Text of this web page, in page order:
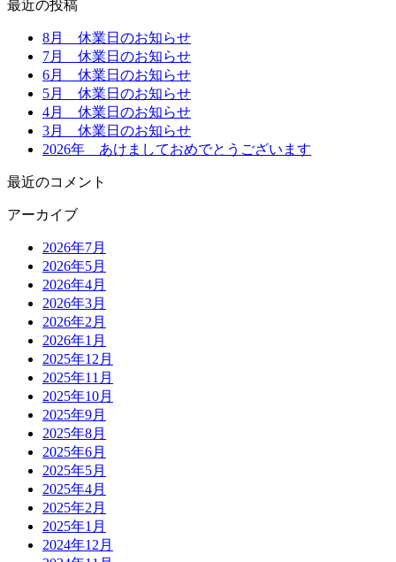
最近の投稿
8月 休業日のお知らせ
7月 休業日のお知らせ
6月 休業日のお知らせ
5月 休業日のお知らせ
4月 休業日のお知らせ
3月 休業日のお知らせ
2026年 あけましておめでとうございます
最近のコメント
アーカイブ
2026年7月
2026年5月
2026年4月
2026年3月
2026年2月
2026年1月
2025年12月
2025年11月
2025年10月
2025年9月
2025年8月
2025年6月
2025年5月
2025年4月
2025年2月
2025年1月
2024年12月